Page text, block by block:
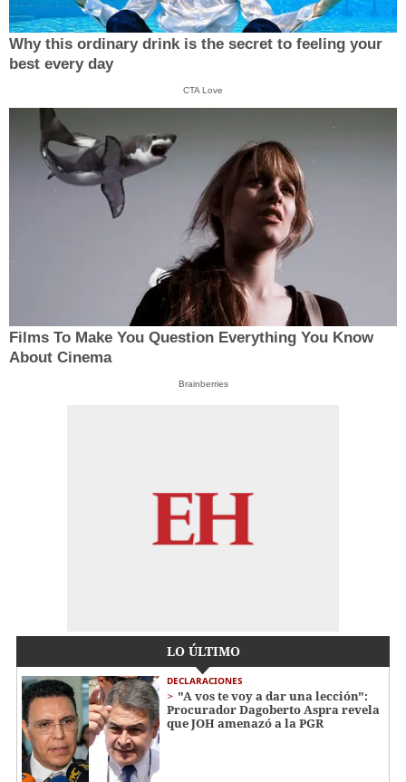
Why this ordinary drink is the secret to feeling your
best every day
CTA Love
Films To Make You Question Everything You Know
About Cinema
Brainberries
LO ÚLTIMO
DECLARACIONES
"A vos te voy a dar una lección":
Procurador Dagoberto Aspra revela
que JOH amenazó a la PGR